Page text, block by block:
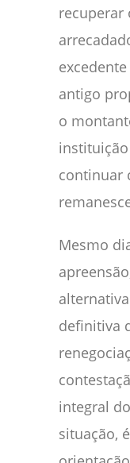
recuperar
antigo
o
continuar
Mesmo
definitiva
integral
situação,